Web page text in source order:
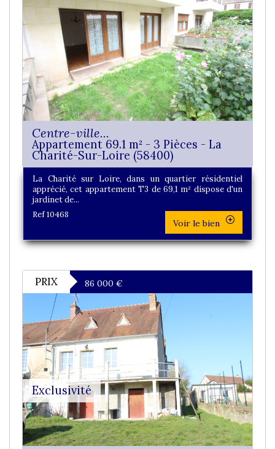
Centre-ville...
Appartement 69.1 m² - 3 Pièces - La
Charité-Sur-Loire (58400)
La Charité sur Loire, dans un quartier résidentiel
apprécié, cet appartement T3 de 69,1 m² dispose d'un
jardinet de...
Ref 10468
Voir le bien
PRIX 86 000 €
Exclusivité